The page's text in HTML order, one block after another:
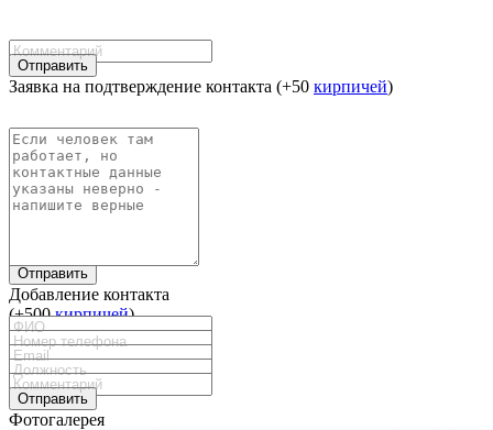
Отправить
Заявка на подтверждение контакта (+50 кирпичей)
Отправить
Добавление контакта
(+500кирпичей)
Отправить
Фотогалерея